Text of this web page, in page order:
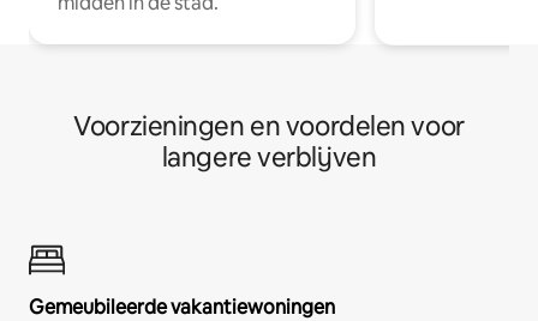
Voorzieningen en voordelen voor
langere verblijven
Gemeubileerde vakantiewoningen